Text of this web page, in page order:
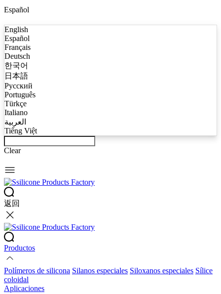
Español
English
Español
Français
Deutsch
한국어
日本語
Русский
Português
Türkçe
Italiano
العربية
Tiếng Việt
Clear
返回
Productos
Polímeros de silicona Silanos especiales Siloxanos especiales Sílice
coloidal
Aplicaciones